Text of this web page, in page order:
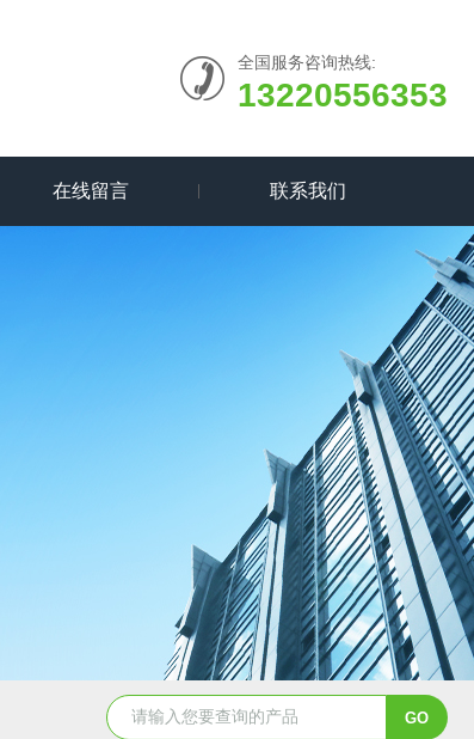
全国服务咨询热线:
13220556353
在线留言 联系我们